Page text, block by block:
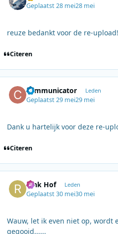
Geplaatst28 mei28 mei
reuze bedankt voor de re-upload!
Citeren
communicator Leden
Geplaatst29 mei29 mei
Dank u hartelijk voor deze re-
Citeren
Rink Hof Leden
Geplaatst30 mei30 mei
Wauw, let ik even niet op, wordt
gegooid......